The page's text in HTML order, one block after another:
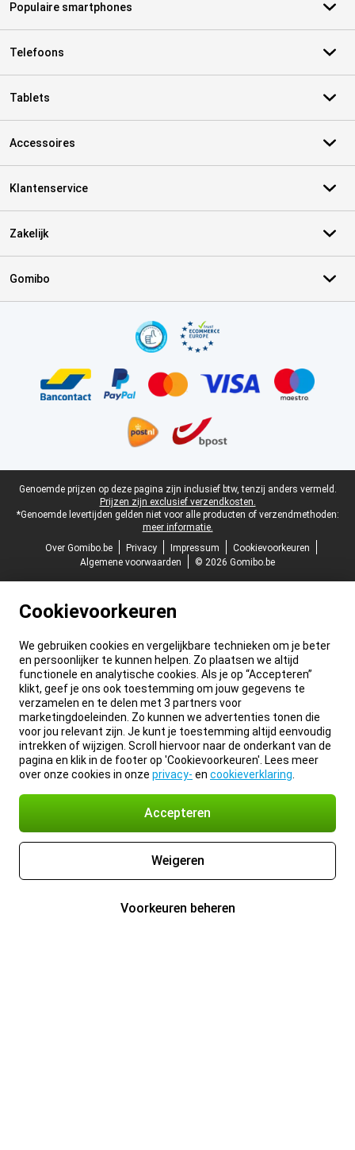
Populaire smartphones
Telefoons
Tablets
Accessoires
Klantenservice
Zakelijk
Gomibo
Juridische voettekst
Genoemde prijzen op deze pagina zijn inclusief btw, tenzij anders vermeld.
Prijzen zijn exclusief verzendkosten.
*Genoemde levertijden gelden niet voor alle producten of verzendmethoden:
meer informatie.
Over Gomibo.be
Privacy Impressum
Cookievoorkeuren
Algemene voorwaarden
© 2026 Gomibo.be
Cookievoorkeuren
We gebruiken cookies en vergelijkbare technieken om je beter
en persoonlijker te kunnen helpen. Zo plaatsen we altijd
functionele en analytische cookies. Als je op “Accepteren”
klikt, geef je ons ook toestemming om jouw gegevens te
verzamelen en te delen met 3 partners voor
marketingdoeleinden. Zo kunnen we advertenties tonen die
voor jou relevant zijn. Je kunt je toestemming altijd eenvoudig
intrekken of wijzigen. Scroll hiervoor naar de onderkant van de
pagina en klik in de footer op 'Cookievoorkeuren'. Lees meer
over onze cookies in onze privacy- en cookieverklaring
Accepteren
Weigeren
Voorkeuren beheren